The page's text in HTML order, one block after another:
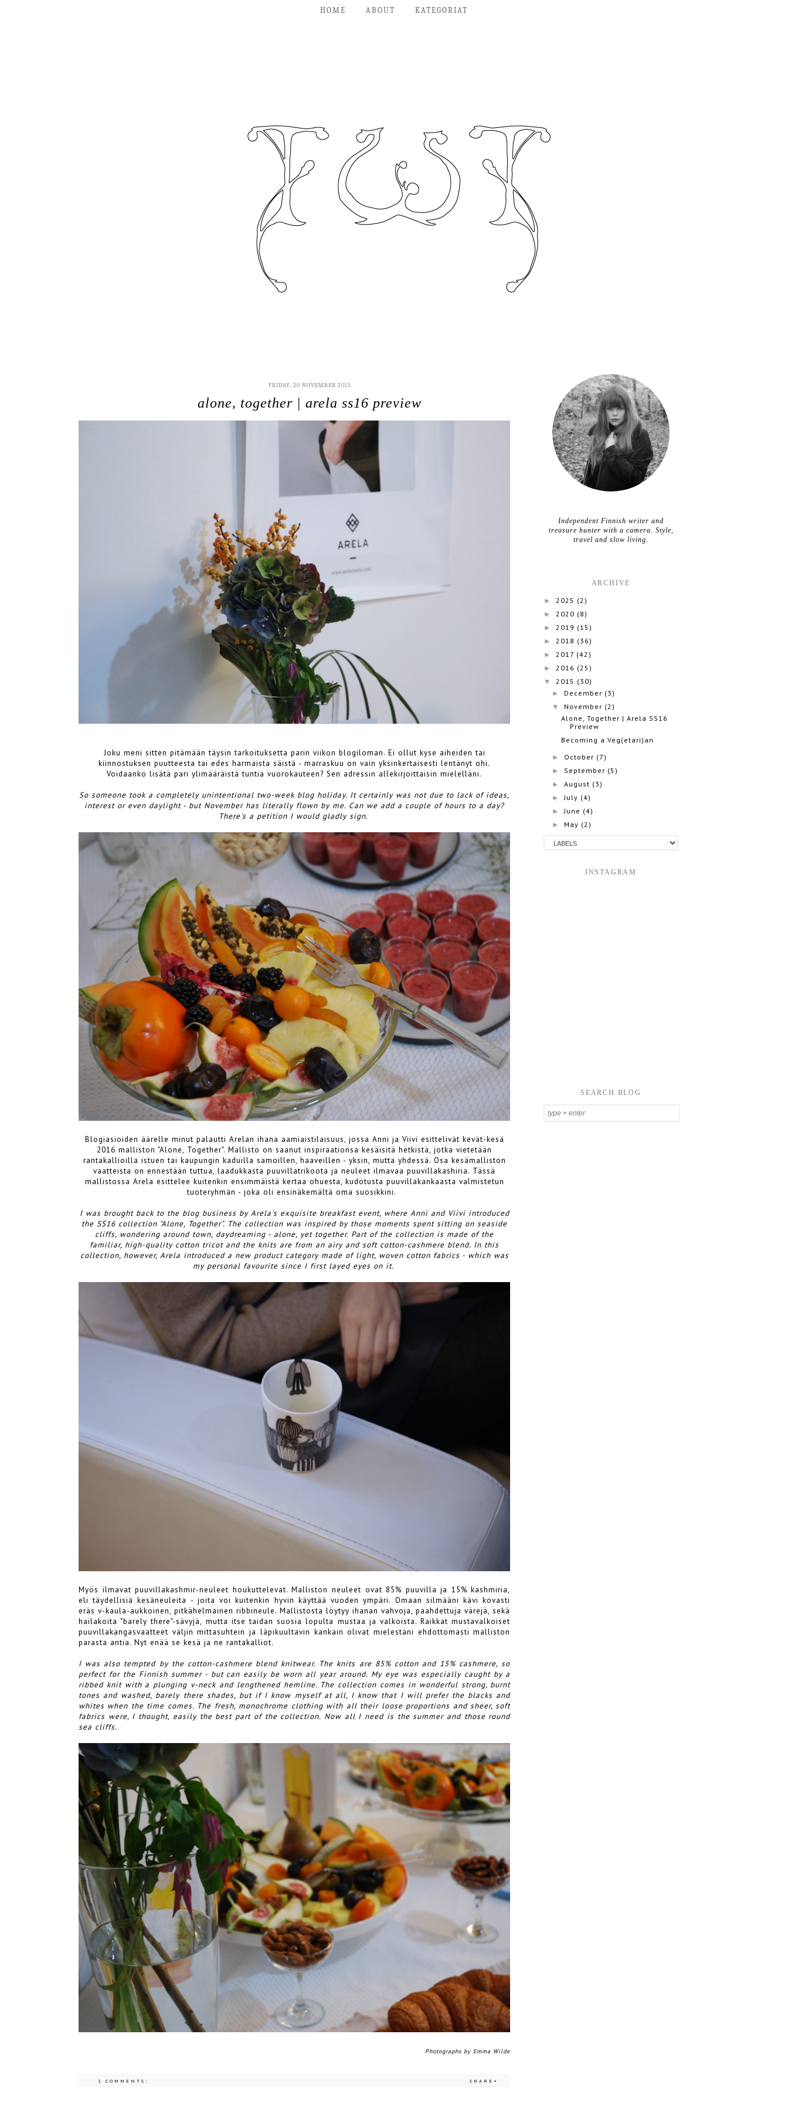
HOME ABOUT KATEGORIAT
FRIDAY, 20 NOVEMBER 2015
alone, together | arela ss16 preview
Joku meni sitten pitämään täysin tarkoituksetta parin viikon blogiloman. Ei ollut kyse aiheiden tai
kiinnostuksen puutteesta tai edes harmaista säistä - marraskuu on vain yksinkertaisesti lentänyt ohi.
Voidaanko lisätä pari ylimääräistä tuntia vuorokauteen? Sen adressin allekirjoittaisin mielelläni.
So someone took a completely unintentional two-week blog holiday. It certainly was not due to lack of ideas,
interest or even daylight - but November has literally flown by me. Can we add a couple of hours to a day?
There's a petition I would gladly sign.
Blogiasioiden äärelle minut palautti Arelan ihana aamiaistilaisuus, jossa Anni ja Viivi esittelivät kevät-kesä
2016 malliston "Alone, Together". Mallisto on saanut inspiraationsa kesäisitä hetkistä, jotka vietetään
rantakallioilla istuen tai kaupungin kaduilla samoillen, haaveillen - yksin, mutta yhdessä. Osa kesämalliston
vaatteista on ennestään tuttua, laadukkasta puuvillatrikoota ja neuleet ilmavaa puuvillakashiria. Tässä
mallistossa Arela esittelee kuitenkin ensimmäistä kertaa ohuesta, kudotusta puuvillakankaasta valmistetun
tuoteryhmän - joka oli ensinäkemältä oma suosikkini.
I was brought back to the blog business by Arela's exquisite breakfast event, where Anni and Viivi introduced
the SS16 collection "Alone, Together". The collection was inspired by those moments spent sitting on seaside
cliffs, wondering around town, daydreaming - alone, yet together. Part of the collection is made of the
familiar, high-quality cotton tricot and the knits are from an airy and soft cotton-cashmere blend. In this
collection, however, Arela introduced a new product category made of light, woven cotton fabrics - which was
my personal favourite since I first layed eyes on it.
Myös ilmavat puuvillakashmir-neuleet houkuttelevat. Malliston neuleet ovat 85% puuvilla ja 15% kashmiria,
eli täydellisiä kesäneuleita - joita voi kuitenkin hyvin käyttää vuoden ympäri. Omaan silmääni kävi kovasti
eräs v-kaula-aukkoinen, pitkähelmainen ribbineule. Mallistosta löytyy ihanan vahvoja, paahdettuja värejä, sekä
hailakoita "barely there"-sävyjä, mutta itse taidan suosia lopulta mustaa ja valkoista. Raikkat mustavalkoiset
puuvillakangasvaatteet väljin mittasuhtein ja läpikuultavin kankain olivat mielestäni ehdottomasti malliston
parasta antia. Nyt enää se kesä ja ne rantakalliot.
I was also tempted by the cotton-cashmere blend knitwear. The knits are 85% cotton and 15% cashmere, so
perfect for the Finnish summer - but can easily be worn all year around. My eye was especially caught by a
ribbed knit with a plunging v-neck and lengthened hemline. The collection comes in wonderful strong, burnt
tones and washed, barely there shades, but if I know myself at all, I know that I will prefer the blacks and
whites when the time comes. The fresh, monochrome clothing with all their loose proportions and sheer, soft
fabrics were, I thought, easily the best part of the collection. Now all I need is the summer and those round
sea cliffs.
Photographs by Emma Wilde
SHARE+
2 COMMENTS:
Independent Finnish writer and
treasure hunter with a camera. Style,
travel and slow living.
ARCHIVE
► 2025 (2)
► 2020 (8)
► 2019 (15)
► 2018 (36)
► 2017 (42)
► 2016 (25)
▼ 2015 (30)
► December (3)
▼ November (2)
Alone, Together | Arela SS16
Preview
Becoming a Veg(etari)an
► October (7)
► September (5)
►August (3)
►July (4)
►June (4)
► May (2)
INSTAGRAM
SEARCH BLOG